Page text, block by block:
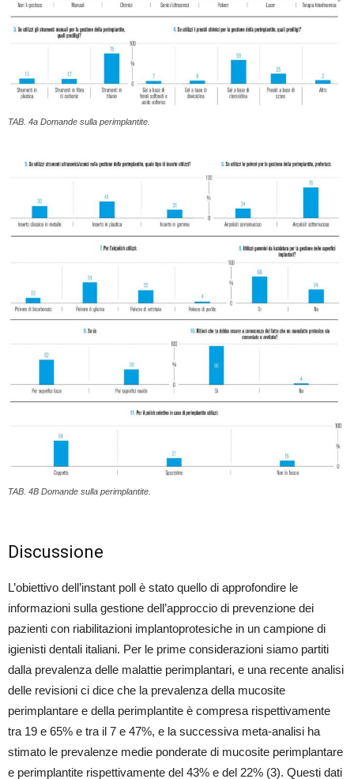
TAB. 4a Domande sulla perimplantite.
TAB. 4B Domande sulla perimplantite.
Discussione
L’obiettivo dell’instant poll è stato quello di approfondire le
informazioni sulla gestione dell’approccio di prevenzione dei
pazienti con riabilitazioni implantoprotesiche in un campione di
igienisti dentali italiani. Per le prime considerazioni siamo partiti
dalla prevalenza delle malattie perimplantari, e una recente analisi
delle revisioni ci dice che la prevalenza della mucosite
perimplantare e della perimplantite è compresa rispettivamente
tra 19 e 65% e tra il 7 e 47%, e la successiva meta-analisi ha
stimato le prevalenze medie ponderate di mucosite perimplantare
e perimplantite rispettivamente del 43% e del 22% (3). Questi dati